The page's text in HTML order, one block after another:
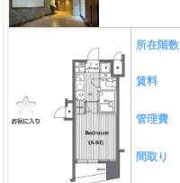
所在階数
賃料
管理費
間取り